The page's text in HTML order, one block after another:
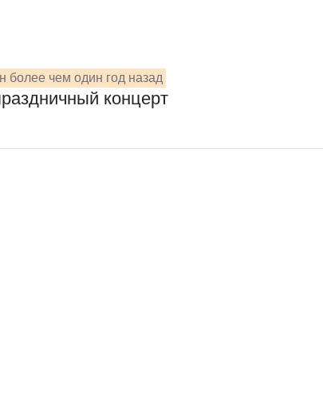
более чем один год назад
концерт